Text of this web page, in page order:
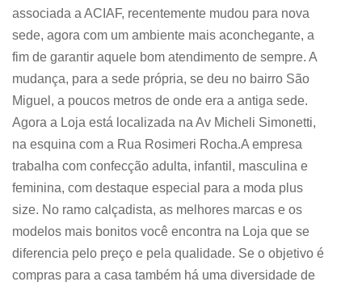
associada a ACIAF, recentemente mudou para nova
sede, agora com um ambiente mais aconchegante, a
fim de garantir aquele bom atendimento de sempre. A
mudança, para a sede própria, se deu no bairro São
Miguel, a poucos metros de onde era a antiga sede.
Agora a Loja está localizada na Av Micheli Simonetti,
na esquina com a Rua Rosimeri Rocha.A empresa
trabalha com confecção adulta, infantil, masculina e
feminina, com destaque especial para a moda plus
size. No ramo calçadista, as melhores marcas e os
modelos mais bonitos você encontra na Loja que se
diferencia pelo preço e pela qualidade. Se o objetivo é
compras para a casa também há uma diversidade de